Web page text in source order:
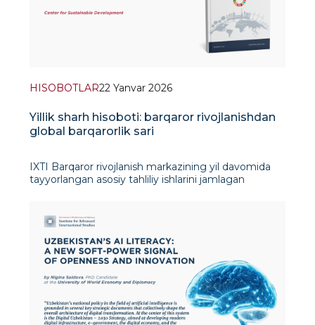
HISOBOTLAR22 Yanvar 2026
Yillik sharh hisoboti: barqaror rivojlanishdan
global barqarorlik sari
IXTI Barqaror rivojlanish markazining yil davomida
tayyorlangan asosiy tahliliy ishlarini jamlagan
emas – u tobora ko‘proq global barqarorlik